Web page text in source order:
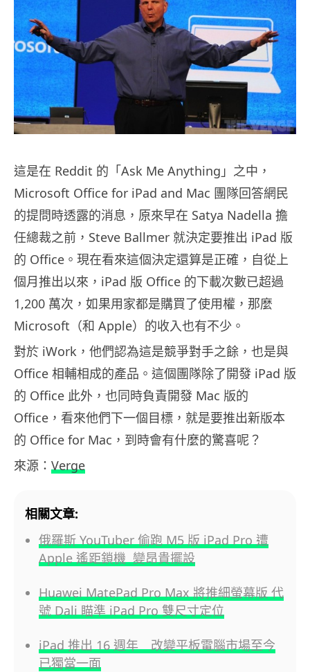
這是在 Reddit 的「Ask Me Anything」之中，
Microsoft Office for iPad and Mac 團隊回答網民
的提問時透露的消息，原來早在 Satya Nadella 擔
任總裁之前，Steve Ballmer 就決定要推出 iPad 版
的 Office。現在看來這個決定還算是正確，自從上
個月推出以來，iPad 版 Office 的下載次數已超過
1,200 萬次，如果用家都是購買了使用權，那麼
Microsoft（和 Apple）的收入也有不少。
對於 iWork，他們認為這是競爭對手之餘，也是與
Office 相輔相成的產品。這個團隊除了開發 iPad 版
的 Office 此外，也同時負責開發 Mac 版的
Office，看來他們下一個目標，就是要推出新版本
的 Office for Mac，到時會有什麼的驚喜呢？
來源： Verge
相關文章:
俄羅斯 YouTuber 偷跑 M5 版 iPad Pro 遭
Apple 遙距鎖機 變昂貴擺設
Huawei MatePad Pro Max 將推細螢幕版 代
號 Dali 瞄準 iPad Pro 雙尺寸定位
iPad 推出 16 週年 改變平板電腦市場至今
已獨當一面